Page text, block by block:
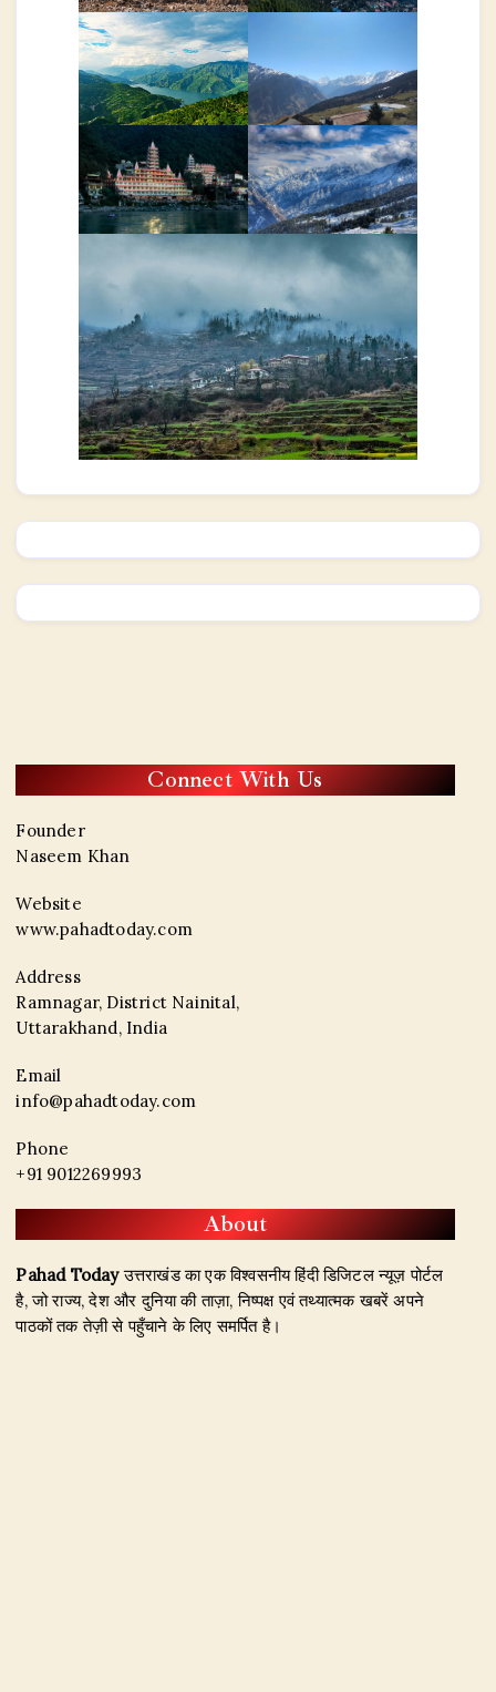
Connect With Us
Founder
Naseem Khan
Website
www.pahadtoday.com
Address
Ramnagar, District Nainital,
Uttarakhand, India
Email
info@pahadtoday.com
Phone
+91 9012269993
About
Pahad Todayउत्तराखंड का एक विश्वसनीय हिंदी डिजिटल न्यूज़ पोर्टल
है, जो राज्य, देश और दुनिया की ताज़ा, निष्पक्ष एवं तथ्यात्मक खबरें अपने
पाठकों तक तेज़ी से पहुँचाने के लिए समर्पित है।